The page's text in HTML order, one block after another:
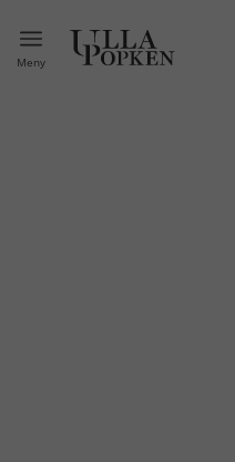
Meny